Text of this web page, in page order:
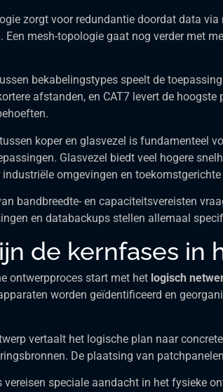
zorgt voor redundantie doordat data
Een mesh-topologie gaat nog verder met
bekabelingstypes speelt de
afstanden, en CAT7 levert de
koper en glasvezel is fundamenteel
Glasvezel biedt veel hogere
omgevingen en
bandbreedte- en capaciteitsvereisten
en databackups stellen allemaal
de kernfases in
ontwerpproces start met het logisch
worden geïdentificeerd en
vertaalt het logische plan naar
De plaatsing van
vereisen speciale aandacht in het fysieke